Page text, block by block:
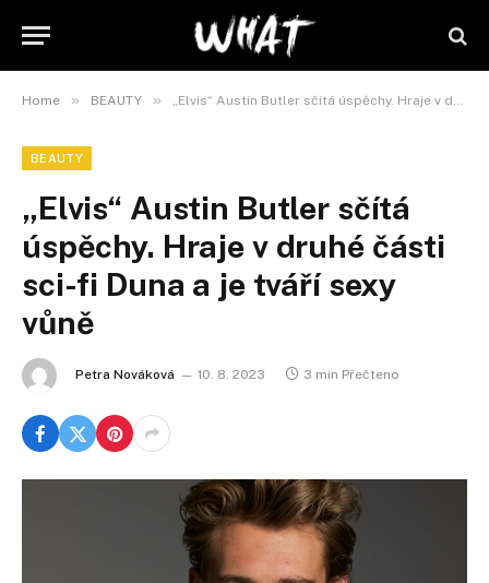
Home » BEAUTY » „Elvis“ Austin Butler sčítá úspěchy. Hraje v druhé části sci-fi Duna a je tváří sexy vůně
BEAUTY
„Elvis“ Austin Butler sčítá
úspěchy. Hraje v druhé části
sci-fi Duna a je tváří sexy
vůně
Petra Nováková 10. 8. 2023 3 min Přečteno